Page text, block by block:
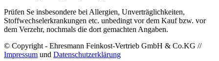
Prüfen Se insbesondere bei Allergien, Unverträglichkeiten,
Stoffwechselerkrankungen etc. unbedingt vor dem Kauf bzw. vor
dem Verzehr, nochmals die dort gemachten Angaben.
© Copyright - Ehresmann Feinkost-Vertrieb GmbH & Co.KG //
Impressum und Datenschutzerklärung